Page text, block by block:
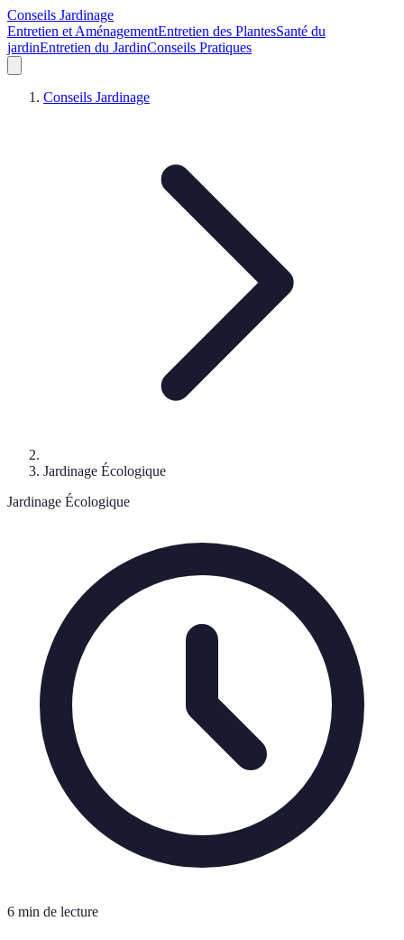
Conseils Jardinage
Entretien et AménagementEntretien des PlantesSanté du
jardinEntretien du JardinConseils Pratiques
Conseils Jardinage
Jardinage Écologique
Jardinage Écologique
6 min de lecture